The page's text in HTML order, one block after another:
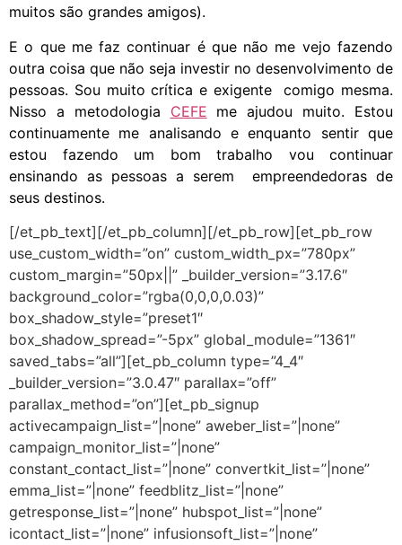
muitos são grandes amigos).
E o que me faz continuar é que não me vejo fazendo
outra coisa que não seja investir no desenvolvimento de
pessoas. Sou muito crítica e exigente comigo mesma.
Nisso a metodologia CEFE me ajudou muito. Estou
continuamente me analisando e enquanto sentir que
estou fazendo um bom trabalho vou continuar
ensinando as pessoas a serem empreendedoras de
seus destinos.
[/et_pb_text][/et_pb_column][/et_pb_row][et_pb_row
use_custom_width=”on” custom_width_px=”780px”
custom_margin=”50px||” _builder_version=”3.17.6″
background_color=”rgba(0,0,0,0.03)”
box_shadow_style=”preset1″
box_shadow_spread=”-5px” global_module=”1361″
saved_tabs=”all”][et_pb_column type=”4_4″
_builder_version=”3.0.47″ parallax=”off”
parallax_method=”on”][et_pb_signup
activecampaign_list=”|none” aweber_list=”|none”
campaign_monitor_list=”|none”
constant_contact_list=”|none” convertkit_list=”|none”
emma_list=”|none” feedblitz_list=”|none”
getresponse_list=”|none” hubspot_list=”|none”
icontact_list=”|none” infusionsoft_list=”|none”